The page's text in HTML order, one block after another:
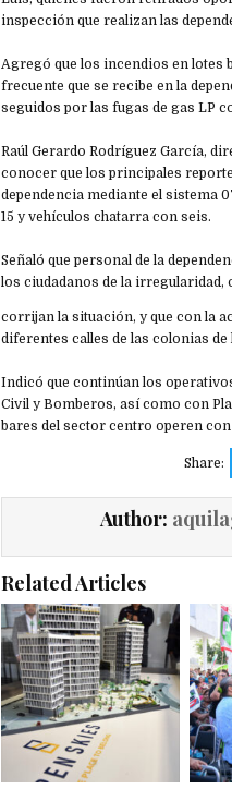
inspección que realizan las
Agregó que los incendios en lotes
frecuente que se recibe en la
seguidos por las fugas de gas LP
Raúl Gerardo Rodríguez García,
conocer que los principales
dependencia mediante el sistema
15 y vehículos chatarra con seis.
Señaló que personal de la
los ciudadanos de la irregularidad,
corrijan la situación, y que con la
diferentes calles de las colonias de
Indicó que continúan los
Civil y Bomberos, así como con
bares del sector centro operen
Share:
Author:
Related Articles